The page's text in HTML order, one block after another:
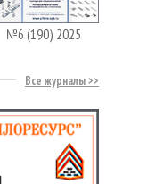
№6 (190) 2025
Все журналы